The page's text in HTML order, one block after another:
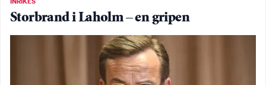
INRIKES
Storbrand i Laholm – en gripen